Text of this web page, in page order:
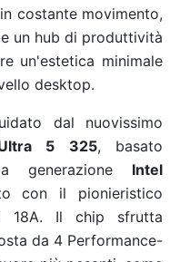
costante movimento,
un hub di produttività
un'estetica minimale
desktop.
dal nuovissimo
5 325, basato
generazione Intel
con il pionieristico
18A. Il chip sfrutta
da 4 Performance-